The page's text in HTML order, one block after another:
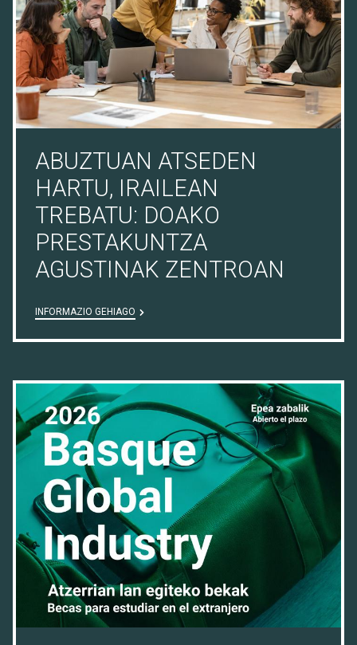
ABUZTUAN ATSEDEN
HARTU, IRAILEAN
TREBATU: DOAKO
PRESTAKUNTZA
AGUSTINAK ZENTROAN
INFORMAZIO GEHIAGO
28/07/26